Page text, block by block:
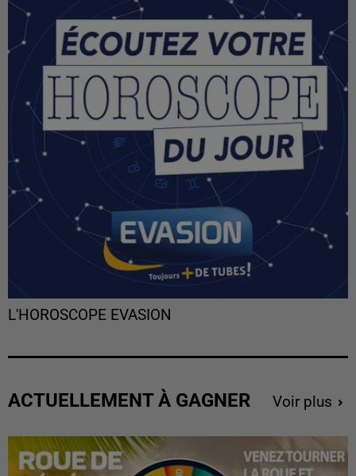
L'HOROSCOPE EVASION
ACTUELLEMENT À GAGNER Voir plus